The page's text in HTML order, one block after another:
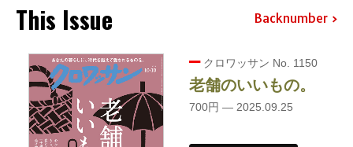
This Issue Backnumber
クロワッサン No. 1150
老舗のいいもの。
700円 — 2025.09.25